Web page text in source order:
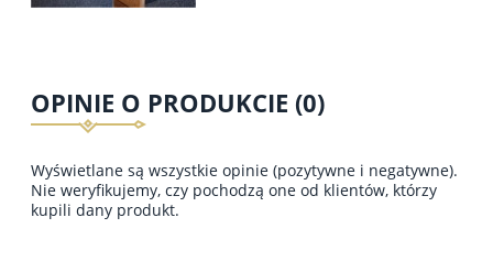
OPINIE O PRODUKCIE (0)
Wyświetlane są wszystkie opinie (pozytywne i negatywne).
Nie weryfikujemy, czy pochodzą one od klientów, którzy
kupili dany produkt.